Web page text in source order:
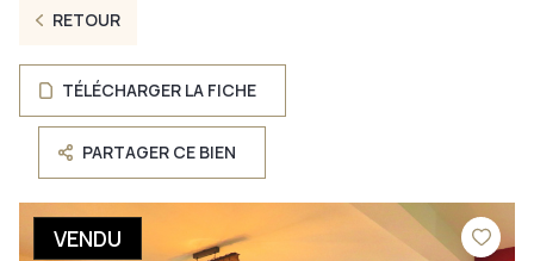
RETOUR
TÉLÉCHARGER LA FICHE
PARTAGER CE BIEN
VENDU